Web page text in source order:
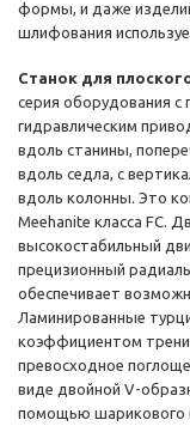
формы, и даже
шлифования
Станок для
серия оборудования
гидравлическим
вдоль станины,
вдоль седла, с
вдоль колонны. Это
Meehanite класса FC.
высокостабильный
прецизионный
обеспечивает
Ламинированные
коэффициентом
превосходное
виде двойной V-
помощью шарикового